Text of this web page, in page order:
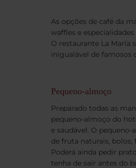
As opções de café da
waffles e
O restaurante La María
inigualável de famosos
Pequeno-almoço
Preparado todas as
pequeno-almoço do
e saudável. O
de fruta naturais,
Poderá ainda pedir
tenha de sair antes do